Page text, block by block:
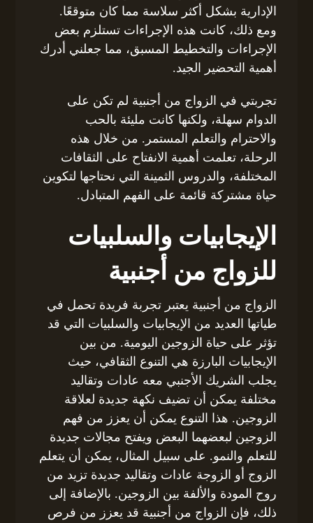
الإدارية بشكل أكثر سلاسة مما كان متوقعًا.
ومع ذلك، كانت هذه الإجراءات تستلزم بعض
الإجراءات والتخطيط المسبق، مما جعلني أدرك
أهمية التحضير الجيد.
تجربتي في الزواج من أجنبية لم تكن على
الدوام سهلة، ولكنها كانت مليئة بالحب
والاحترام والتعلم المستمر. من خلال هذه
الرحلة، تعلمت أهمية الانفتاح على الثقافات
المختلفة، والدروس الثمينة التي نحتاجها لتكوين
حياة مشتركة قائمة على الفهم المتبادل.
الإيجابيات والسلبيات
للزواج من أجنبية
الزواج من أجنبية يعتبر تجربة فريدة تحمل في
طياتها العديد من الإيجابيات والسلبيات التي قد
تؤثر على حياة الزوجين اليومية. من بين
الإيجابيات البارزة هي التنوع الثقافي، حيث
يجلب الشريك الأجنبي معه عادات وتقاليد
مختلفة يمكن أن تضيف نكهة جديدة لعلاقة
الزوجين. هذا التنوع يمكن أن يعزز من فهم
الزوجين لبعضهما البعض ويفتح مجالات جديدة
للتعلم والنمو. على سبيل المثال، يمكن أن يتعلم
الزوج أو الزوجة عادات وتقاليد جديدة تزيد من
روح المودة والألفة بين الزوجين. بالإضافة إلى
ذلك، فإن الزواج من أجنبية قد يعزز من فرص